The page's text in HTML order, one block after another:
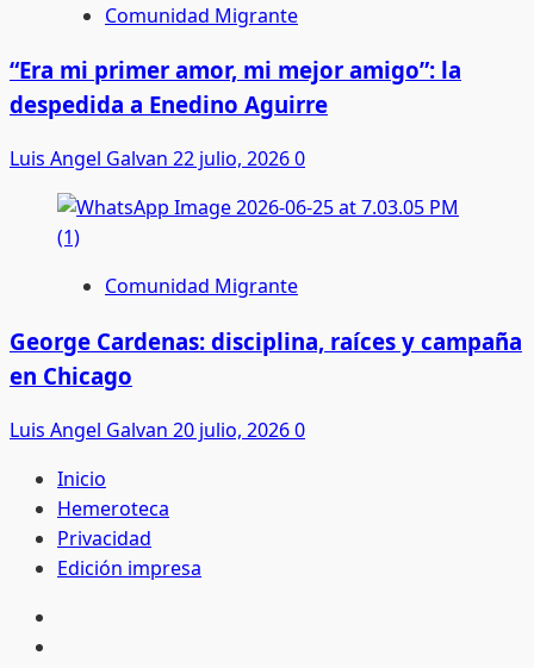
Comunidad Migrante
“Era mi primer amor, mi mejor amigo”: la
despedida a Enedino Aguirre
Luis Angel Galvan 22 julio, 20260
Comunidad Migrante
George Cardenas: disciplina, raíces y campaña
en Chicago
Luis Angel Galvan 20 julio, 20260
Inicio
Hemeroteca
Privacidad
Edición impresa